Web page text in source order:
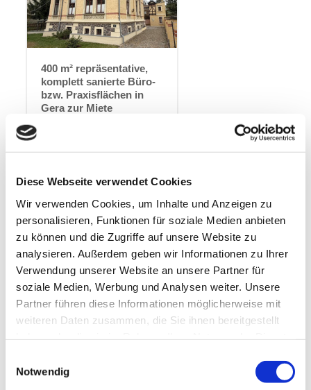
Diese Webseite verwendet Cookies
Wir verwenden Cookies, um Inhalte und Anzeigen zu
personalisieren, Funktionen für soziale Medien anbieten
zu können und die Zugriffe auf unsere Website zu
analysieren. Außerdem geben wir Informationen zu Ihrer
Verwendung unserer Website an unsere Partner für
soziale Medien, Werbung und Analysen weiter. Unsere
Partner führen diese Informationen möglicherweise mit
weiteren Daten zusammen, die Sie ihnen bereitgestellt
Notwendig
400 m² repräsentative,
komplett sanierte Büro-
bzw. Praxisflächen in
Gera zur Miete
3.475,75 € Miete zzgl. NK
Immobilien-ID
1973652
Gewerbefläche
ca. 400 m²
14
Gesamtfläche
ca. 400 m²